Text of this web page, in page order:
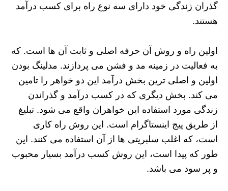
گذران زندگی خود دارای سه نوع راه برای کسب درآمد
هستند.
اولین راه و روش آن حرفه اصلی و ثابت آن ها است. که
به فعالیت در زمینه مد و فشن می پردازند. مدلینگ بودن
اولین و اصلی ترین بخش درآمد این دو خواهر را تامین
می کند. بخش دیگری که در کسب درآمد و گذراندن
زندگی مورد استفاده این خواهران واقع می شود. تبلیغ
از طریق پیج اینستاگرام است. این روش راه کاری
است، که اغلب سلبریتی ها از آن استفاده می کنند. این
طور که پیدا است، این روش کسب درآمد بسیار محبوب
و پر سود می باشد.